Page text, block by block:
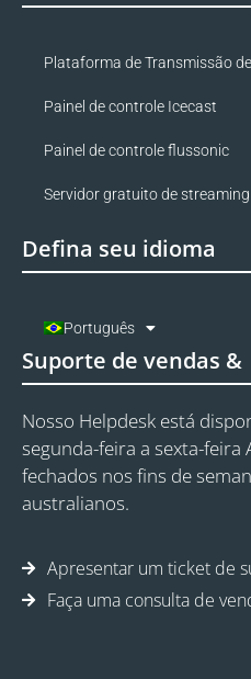
Plataforma de Transmissão
Painel de controle Icecast
Painel de controle flussonic
Servidor gratuito de
Defina seu idioma
Português
Suporte de vendas &
Nosso Helpdesk está
segunda-feira a sexta-feira
fechados nos fins de
australianos.
Apresentar um ticket de
Faça uma consulta de